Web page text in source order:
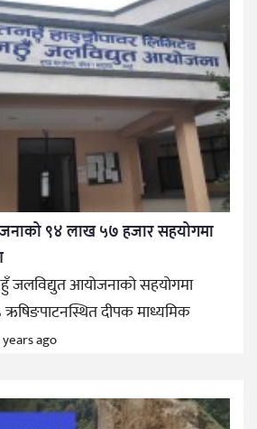
९४ लाख ५७ हजार सहयोगमा
जलविद्युत आयोजनाको सहयोगमा
ऋषिङपाटनस्थित दीपक माध्यमिक
ago